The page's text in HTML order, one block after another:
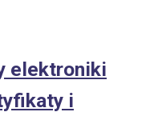
elektroniki
i